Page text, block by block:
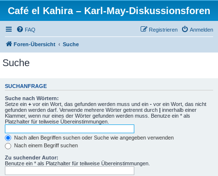
Café el Kahira – Karl-May-Diskussionsforen
FAQ Anmelden
Registrieren
Foren-Übersicht Suche
Suche
SUCHANFRAGE
Suche nach Wörtern:
Setze ein + vor ein Wort, das gefunden werden muss und ein - vor ein Wort, das nicht
gefunden werden darf. Verwende mehrere Wörter getrennt durch | innerhalb einer
Klammer, wenn nur eines der Wörter gefunden werden muss. Benutze ein * als
Platzhalter für teilweise Übereinstimmungen.
Nach allen Begriffen suchen oder Suche wie angegeben verwenden
Nach einem Begriff suchen
Zu suchender Autor:
Benutze ein * als Platzhalter für teilweise Übereinstimmungen.